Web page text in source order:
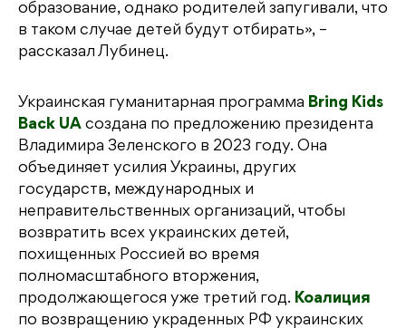
образование, однако родителей запугивали, что
в таком случае детей будут отбирать», –
рассказал Лубинец.
Украинская гуманитарная программа Bring Kids
Back UA создана по предложению президента
Владимира Зеленского в 2023 году. Она
объединяет усилия Украины, других
государств, международных и
неправительственных организаций, чтобы
возвратить всех украинских детей,
похищенных Россией во время
полномасштабного вторжения,
продолжающегося уже третий год. Коалиция
по возвращению украденных РФ украинских